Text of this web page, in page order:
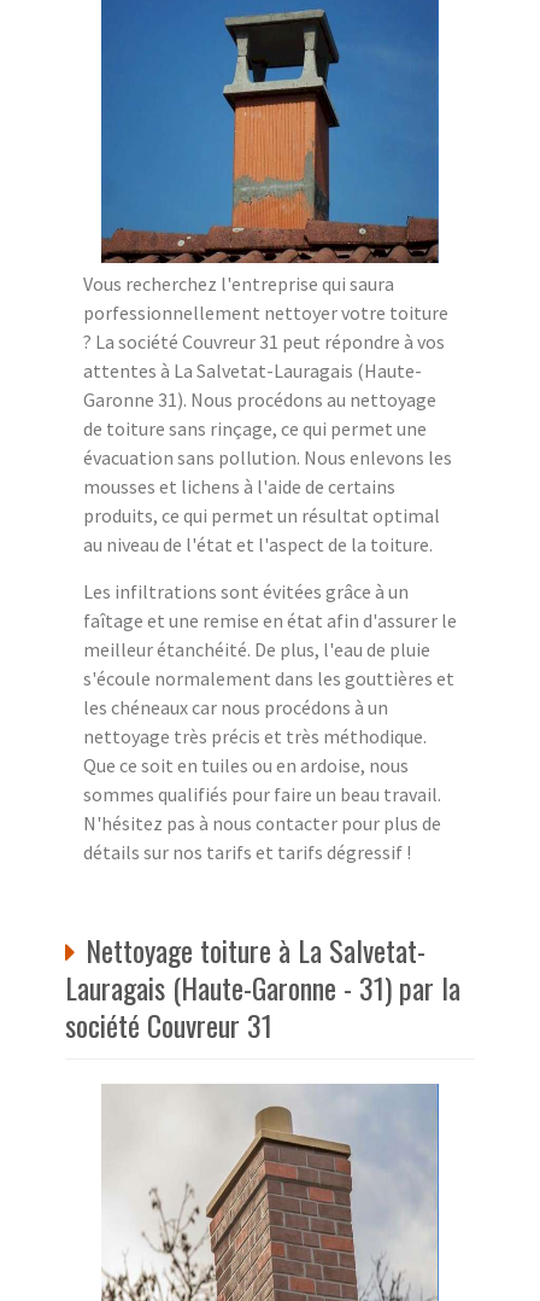
Vous recherchez l'entreprise qui saura
porfessionnellement nettoyer votre toiture
? La société Couvreur 31 peut répondre à vos
attentes à La Salvetat-Lauragais (Haute-
Garonne 31). Nous procédons au nettoyage
de toiture sans rinçage, ce qui permet une
évacuation sans pollution. Nous enlevons les
mousses et lichens à l'aide de certains
produits, ce qui permet un résultat optimal
au niveau de l'état et l'aspect de la toiture.
Les infiltrations sont évitées grâce à un
faîtage et une remise en état afin d'assurer le
meilleur étanchéité. De plus, l'eau de pluie
s'écoule normalement dans les gouttières et
les chéneaux car nous procédons à un
nettoyage très précis et très méthodique.
Que ce soit en tuiles ou en ardoise, nous
sommes qualifiés pour faire un beau travail.
N'hésitez pas à nous contacter pour plus de
détails sur nos tarifs et tarifs dégressif !
Nettoyage toiture à La Salvetat-
Lauragais (Haute-Garonne - 31) par la
société Couvreur 31